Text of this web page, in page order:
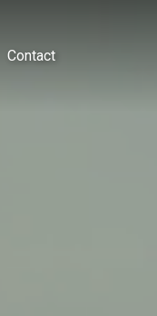
Contact